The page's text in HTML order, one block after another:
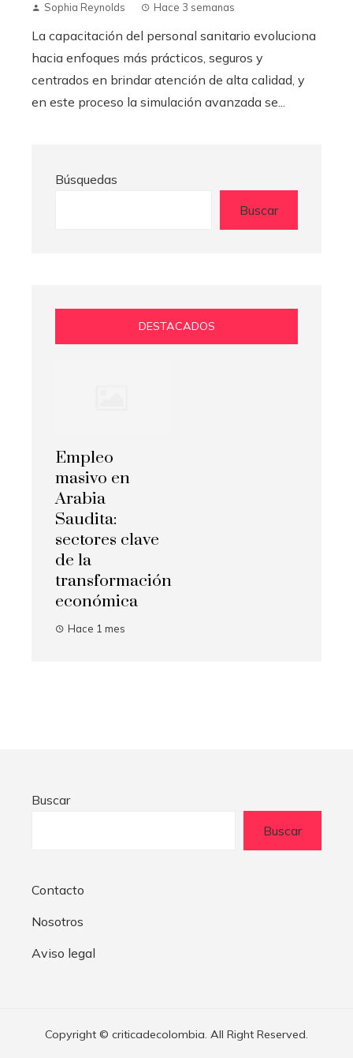
Sophia Reynolds Hace 3 semanas
La capacitación del personal sanitario evoluciona
hacia enfoques más prácticos, seguros y
centrados en brindar atención de alta calidad, y
en este proceso la simulación avanzada se...
Búsquedas
Buscar
DESTACADOS
Empleo
masivo en
Arabia
Saudita:
sectores clave
de la
transformación
económica
Hace 1 mes
Buscar
Buscar
Contacto
Nosotros
Aviso legal
Copyright © criticadecolombia. All Right Reserved.